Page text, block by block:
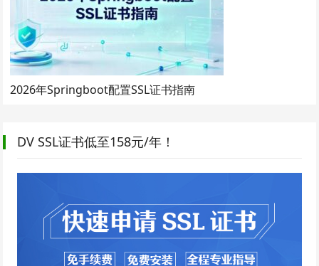
2026年Springboot配置SSL证书指南
DV SSL证书低至158元/年！